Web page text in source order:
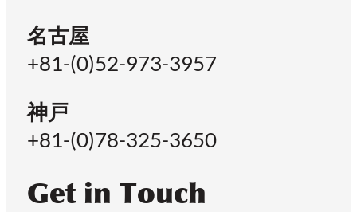
名古屋
+81-(0)52-973-3957
神戸
+81-(0)78-325-3650
Get in Touch